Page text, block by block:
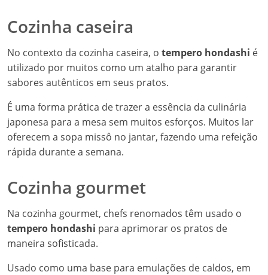
Cozinha caseira
No contexto da cozinha caseira, o tempero hondashi é
utilizado por muitos como um atalho para garantir
sabores autênticos em seus pratos.
É uma forma prática de trazer a essência da culinária
japonesa para a mesa sem muitos esforços. Muitos lar
oferecem a sopa missô no jantar, fazendo uma refeição
rápida durante a semana.
Cozinha gourmet
Na cozinha gourmet, chefs renomados têm usado o
tempero hondashi para aprimorar os pratos de
maneira sofisticada.
Usado como uma base para emulações de caldos, em